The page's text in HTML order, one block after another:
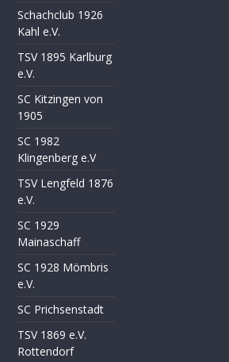
Schachclub 1926
Kahl e.V.
TSV 1895 Karlburg
e.V.
SC Kitzingen von
1905
SC 1982
Klingenberg e.V
TSV Lengfeld 1876
e.V.
SC 1929
Mainaschaff
SC 1928 Mömbris
e.V.
SC Prichsenstadt
TSV 1869 e.V.
Rottendorf